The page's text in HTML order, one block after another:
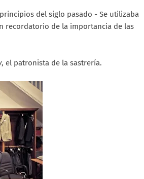
del siglo pasado - Se utilizaba
recordatorio de la importancia de las
, el patronista de la sastrería.